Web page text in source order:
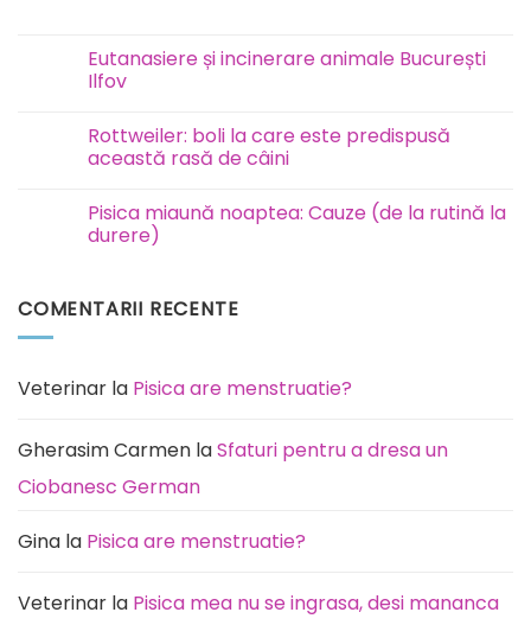
pisici
Dermatita
la
câini
Eutanasiere și incinerare animale București
Ilfov
la
Eutanasiere
și
București
Ilfov
Rottweiler: boli la care este predispusă
această rasă de câini
la
Rottweiler:
boli
predispusă
Pisica miaună noaptea: Cauze (de la rutină la
durere)
Pisica
la
rutină
COMENTARII RECENTE
Veterinar la Pisica are menstruatie?
Gherasim Carmen laSfaturi pentru a dresa un
Ciobanesc German
Gina la Pisica are menstruatie?
Veterinar la Pisica mea nu se ingrasa, desi mananca